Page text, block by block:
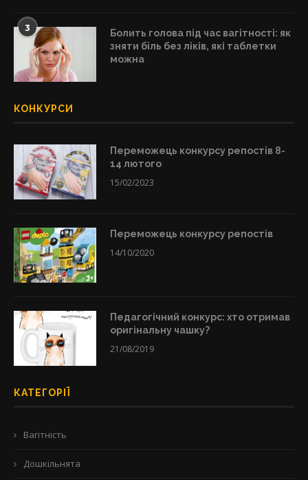
3
Болить голова під час вагітності: як
зняти біль без ліків, які таблетки
можна
КОНКУРСИ
Переможець конкурсу репостів 8-
14 лютого
15/02/2023
Переможець конкурсу репостів
14/10/2020
Педагогічний конкурс: хто отримав
оригінальну чашку?
21/08/2019
КАТЕГОРІЇ
Вагітність
Дошкільнята